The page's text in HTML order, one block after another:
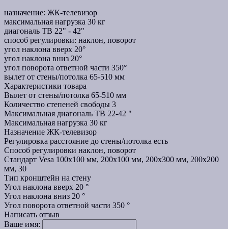
назначение: ЖК-телевизор
максимальная нагрузка 30 кг
диагональ ТВ 22" - 42"
способ регулировки: наклон, поворот
угол наклона вверх 20°
угол наклона вниз 20°
угол поворота ответной части 350°
вылет от стены/потолка 65-510 мм
Характеристики товара
Вылет от стены/потолка 65-510 мм
Количество степеней свободы 3
Максимальная диагональ ТВ 22-42 "
Максимальная нагрузка 30 кг
Назначение ЖК-телевизор
Регулировка расстояние до стены/потолка есть
Способ регулировки наклон, поворот
Стандарт Vesa 100x100 мм, 200x100 мм, 200x300 мм, 200x200
мм, 30
Тип кронштейн на стену
Угол наклона вверх 20 °
Угол наклона вниз 20 °
Угол поворота ответной части 350 °
Написать отзыв
Ваше имя: